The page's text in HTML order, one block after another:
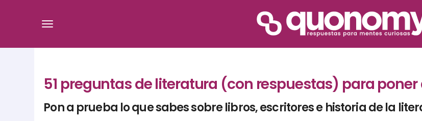
51 preguntas de literatura (con respuestas) para
Pon a prueba lo que sabes sobre libros, escritores e historia de la